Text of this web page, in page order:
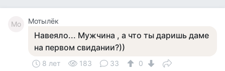
Мо Мотылёк
Навеяло... Мужчина , а что ты даришь даме
на первом свидании?))
8 лет 183 33 0